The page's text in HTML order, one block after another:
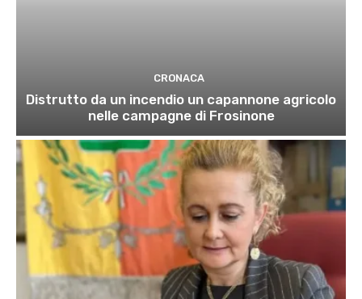
CRONACA
Distrutto da un incendio un capannone agricolo
nelle campagne di Frosinone